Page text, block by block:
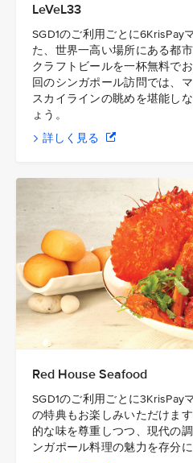
LeVeL33
SGD1のご利用ごとに6KrisPay
た、世界一高い場所にある都
クラフトビールを一杯無料で
回のシンガポール訪問では、
スカイラインの眺めを堪能し
ょう。
詳しく見る
Red House Seafood
SGD1のご利用ごとに3KrisPay
の特典もお楽しみいただけま
的な味を尊重しつつ、現代の
ンガポール料理の魅力を存分